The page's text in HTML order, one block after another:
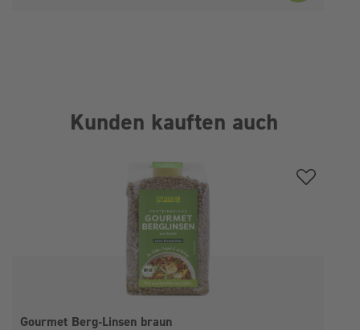
Kunden kauften auch
Gourmet Berg-Linsen braun